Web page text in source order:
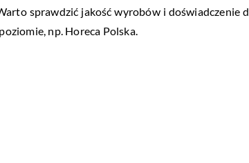
sprawdzić jakość wyrobów i doświadczenie
np. Horeca Polska.